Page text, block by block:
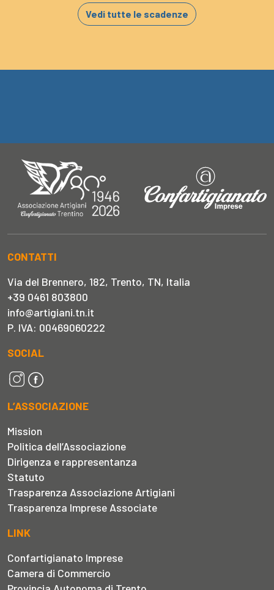
Vedi tutte le scadenze
CONTATTI
Via del Brennero, 182, Trento, TN, Italia
+39 0461 803800
info@artigiani.tn.it
P. IVA: 00469060222
SOCIAL
L’ASSOCIAZIONE
Mission
Politica dell’Associazione
Dirigenza e rappresentanza
Statuto
Trasparenza Associazione Artigiani
Trasparenza Imprese Associate
LINK
Confartigianato Imprese
Camera di Commercio